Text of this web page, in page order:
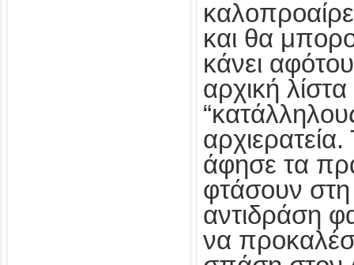
και θα
κάνει
αρχική
άφησε τα
φτάσουν
αντιδράση
να